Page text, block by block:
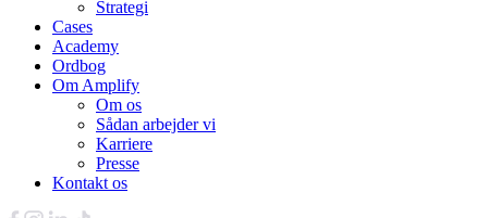
Strategi
Cases
Academy
Ordbog
Om Amplify
Om os
Sådan arbejder vi
Karriere
Presse
Kontakt os